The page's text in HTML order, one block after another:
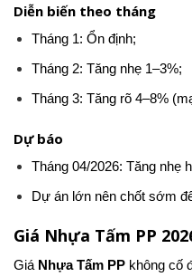
Diễn biến theo tháng
Tháng 1: Ổn định;
Tháng 2: Tăng nhẹ 1–3%;
Tháng 3: Tăng rõ 4–8%
Dự báo
Tháng 04/2026: Tăng nhẹ
Dự án lớn nên chốt sớm
Giá Nhựa Tấm PP
Giá Nhựa Tấm PP không cố